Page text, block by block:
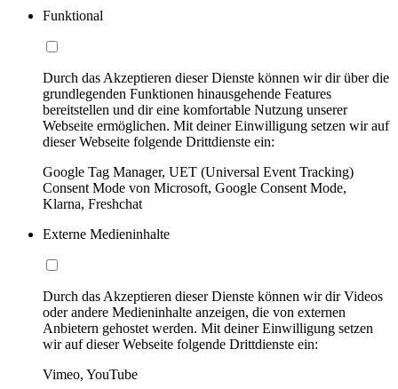
Funktional
Durch das Akzeptieren dieser Dienste können wir dir über die
grundlegenden Funktionen hinausgehende Features
bereitstellen und dir eine komfortable Nutzung unserer
Webseite ermöglichen. Mit deiner Einwilligung setzen wir auf
dieser Webseite folgende Drittdienste ein:
Google Tag Manager, UET (Universal Event Tracking)
Consent Mode von Microsoft, Google Consent Mode,
Klarna, Freshchat
Externe Medieninhalte
Durch das Akzeptieren dieser Dienste können wir dir Videos
oder andere Medieninhalte anzeigen, die von externen
Anbietern gehostet werden. Mit deiner Einwilligung setzen
wir auf dieser Webseite folgende Drittdienste ein:
Vimeo, YouTube